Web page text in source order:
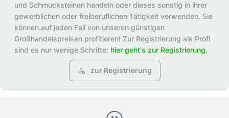
und Schmucksteinen handeln oder dieses sonstig in ihrer
gewerblichen oder freiberuflichen Tätigkeit verwenden. Sie
können auf jeden Fall von unseren günstigen
Großhandelspreisen profitieren! Zur Registrierung als Profi
sind es nur wenige Schritte: hier geht's zur Registrierung.
zur Registrierung